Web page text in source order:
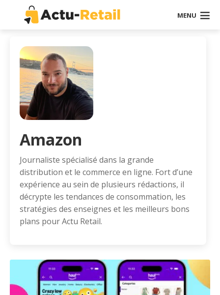
MENU
Amazon
Journaliste spécialisé dans la grande
distribution et le commerce en ligne. Fort d’une
expérience au sein de plusieurs rédactions, il
décrypte les tendances de consommation, les
stratégies des enseignes et les meilleurs bons
plans pour Actu Retail.